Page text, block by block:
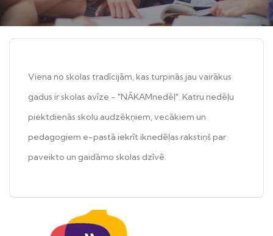
Viena no skolas tradīcijām, kas turpinās jau vairākus
gadus ir skolas avīze - "NĀKAMnedēļ". Katru nedēļu
piektdienās skolu audzēkņiem, vecākiem un
pedagogiem e-pastā iekrīt iknedēļas rakstiņš par
paveikto un gaidāmo skolas dzīvē.